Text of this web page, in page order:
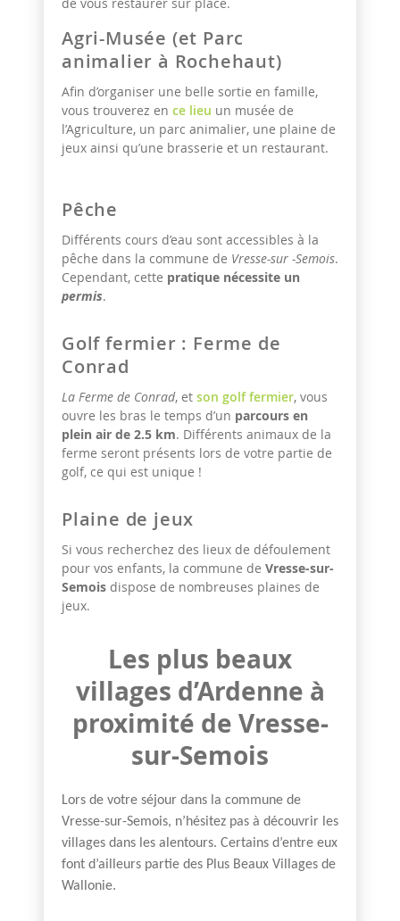
Agri-Musée (et Parc
animalier à Rochehaut)
Afin d’organiser une belle sortie en famille,
vous trouverez en ce lieu un musée de
l’Agriculture, un parc animalier, une plaine de
jeux ainsi qu’une brasserie et un restaurant.
Pêche
Différents cours d’eau sont accessibles à la
pêche dans la commune de Vresse-sur -Semois.
Cependant, cette pratique nécessite un
permis.
Golf fermier : Ferme de
Conrad
La Ferme de Conrad, et son golf fermier, vous
ouvre les bras le temps d’un parcours en
plein air de 2.5 km. Différents animaux de la
ferme seront présents lors de votre partie de
golf, ce qui est unique !
Plaine de jeux
Si vous recherchez des lieux de défoulement
pour vos enfants, la commune de Vresse-sur-
Semois dispose de nombreuses plaines de
jeux.
Les plus beaux
villages d’Ardenne à
proximité de Vresse-
sur-Semois
Lors de votre séjour dans la commune de
Vresse-sur-Semois, n’hésitez pas à découvrir les
villages dans les alentours. Certains d’entre eux
font d’ailleurs partie des Plus Beaux Villages de
Wallonie.